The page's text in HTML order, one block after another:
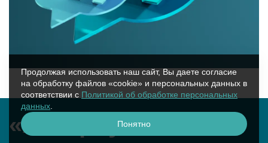
«Аквариус»
Продолжая использовать наш сайт, Вы даете согласие
на обработку файлов «cookie» и персональных данных в
соответствии с Политикой об обработке персональных
данных
Понятно